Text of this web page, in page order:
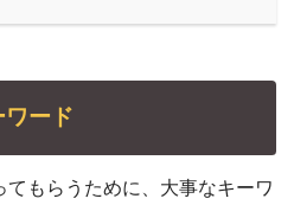
ード
てもらうために、大事なキーワ